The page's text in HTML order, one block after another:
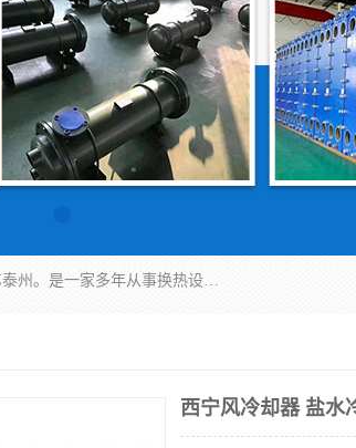
泰州市金锐达换热设备制造有限公司座落于鱼米之乡、祥泰之州一江苏泰州。是一家多年从事换热设备研究、设计、制造、销售、服务于一体的生产企业。
西宁风冷却器 盐水